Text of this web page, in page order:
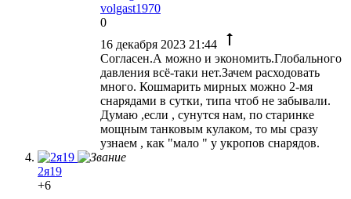
volgast1970
0
16 декабря 2023 21:44
Согласен.А можно и экономить.Глобального
давления всё-таки нет.Зачем расходовать
много. Кошмарить мирных можно 2-мя
снарядами в сутки, типа чтоб не забывали.
Думаю ,если , сунутся нам, по старинке
мощным танковым кулаком, то мы сразу
узнаем , как "мало " у укропов снарядов.
2я19
+6